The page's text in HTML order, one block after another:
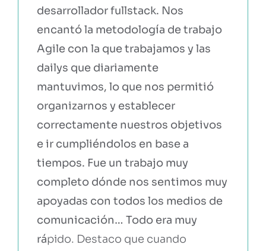
desarrollador fullstack. Nos
encantó la metodología de trabajo
Agile con la que trabajamos y las
dailys que diariamente
mantuvimos, lo que nos permitió
organizarnos y establecer
correctamente nuestros objetivos
e ir cumpliéndolos en base a
tiempos. Fue un trabajo muy
completo dónde nos sentimos muy
apoyadas con todos los medios de
comunicación… Todo era muy
rápido. Destaco que cuando